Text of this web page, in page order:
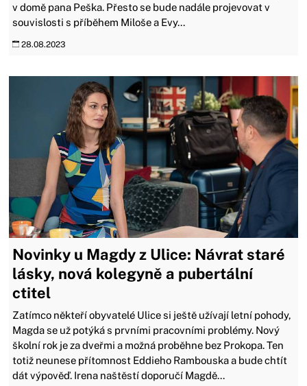
v domě pana Peška. Přesto se bude nadále projevovat v
souvislosti s příběhem Miloše a Evy...
28.08.2023
Novinky u Magdy z Ulice: Návrat staré
lásky, nová kolegyně a pubertální
ctitel
Zatímco někteří obyvatelé Ulice si ještě užívají letní pohody,
Magda se už potýká s prvními pracovními problémy. Nový
školní rok je za dveřmi a možná proběhne bez Prokopa. Ten
totiž neunese přítomnost Eddieho Rambouska a bude chtít
dát výpověď. Irena naštěstí doporučí Magdě...